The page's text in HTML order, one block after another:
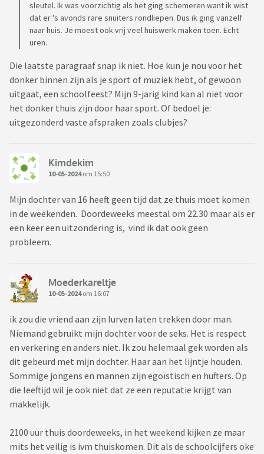
sleutel. Ik was voorzichtig als het ging schemeren want ik wist
dat er 's avonds rare snuiters rondliepen. Dus ik ging vanzelf
naar huis. Je moest ook vrij veel huiswerk maken toen. Echt
uren.
Die laatste paragraaf snap ik niet. Hoe kun je nou voor het
donker binnen zijn als je sport of muziek hebt, of gewoon
uitgaat, een schoolfeest? Mijn 9-jarig kind kan al niet voor
het donker thuis zijn door haar sport. Of bedoel je:
uitgezonderd vaste afspraken zoals clubjes?
Kimdekim
10-05-2024om 15:50
Mijn dochter van 16 heeft geen tijd dat ze thuis moet komen
in de weekenden. Doordeweeks meestal om 22.30 maar als er
een keer een uitzondering is, vind ik dat ook geen
probleem.
Moederkareltje
10-05-2024om 16:07
ik zou die vriend aan zijn lurven laten trekken door man.
Niemand gebruikt mijn dochter voor de seks. Het is respect
en verkering en anders niet. Ik zou helemaal gek worden als
dit gebeurd met mijn dochter. Haar aan het lijntje houden.
Sommige jongens en mannen zijn egoïstisch en hufters. Op
die leeftijd wil je ook niet dat ze een reputatie krijgt van
makkelijk.
2100 uur thuis doordeweeks, in het weekend kijken ze maar
mits het veilig is ivm thuiskomen. Dit als de schoolcijfers oke